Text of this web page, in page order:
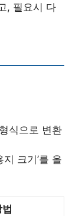
, 필요시 다
식으로 변환
지 크기’를 올